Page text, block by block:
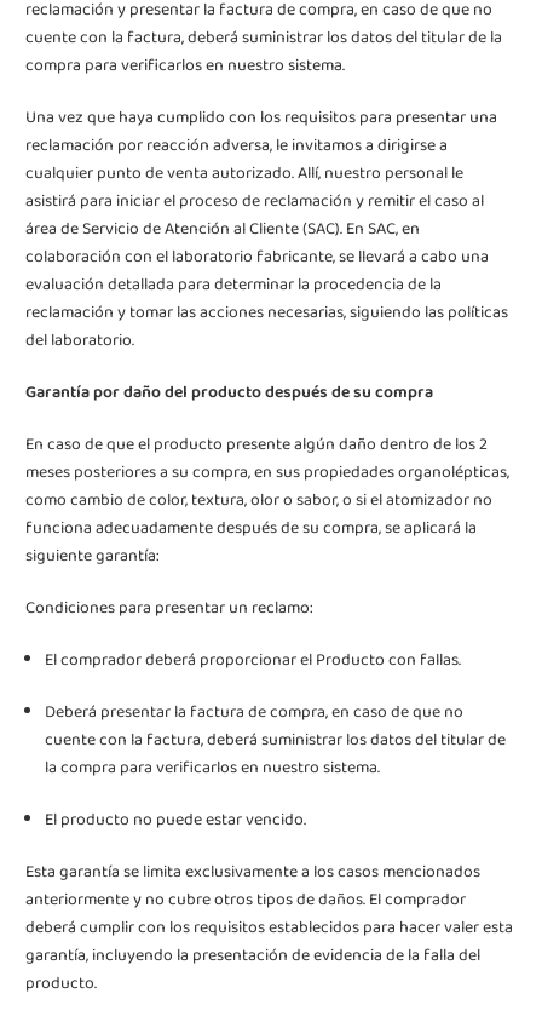
reclamación y presentar la factura de compra, en caso de que no
cuente con la factura, deberá suministrar los datos del titular de la
compra para verificarlos en nuestro sistema.
Una vez que haya cumplido con los requisitos para presentar una
reclamación por reacción adversa, le invitamos a dirigirse a
cualquier punto de venta autorizado. Allí, nuestro personal le
asistirá para iniciar el proceso de reclamación y remitir el caso al
área de Servicio de Atención al Cliente (SAC). En SAC, en
colaboración con el laboratorio fabricante, se llevará a cabo una
evaluación detallada para determinar la procedencia de la
reclamación y tomar las acciones necesarias, siguiendo las políticas
del laboratorio.
Garantía por daño del producto después de su compra
En caso de que el producto presente algún daño dentro de los 2
meses posteriores a su compra, en sus propiedades organolépticas,
como cambio de color, textura, olor o sabor, o si el atomizador no
funciona adecuadamente después de su compra, se aplicará la
siguiente garantía:
Condiciones para presentar un reclamo:
El comprador deberá proporcionar el Producto con fallas.
Deberá presentar la factura de compra, en caso de que no
cuente con la factura, deberá suministrar los datos del titular de
la compra para verificarlos en nuestro sistema.
El producto no puede estar vencido.
Esta garantía se limita exclusivamente a los casos mencionados
anteriormente y no cubre otros tipos de daños. El comprador
deberá cumplir con los requisitos establecidos para hacer valer esta
garantía, incluyendo la presentación de evidencia de la falla del
producto.